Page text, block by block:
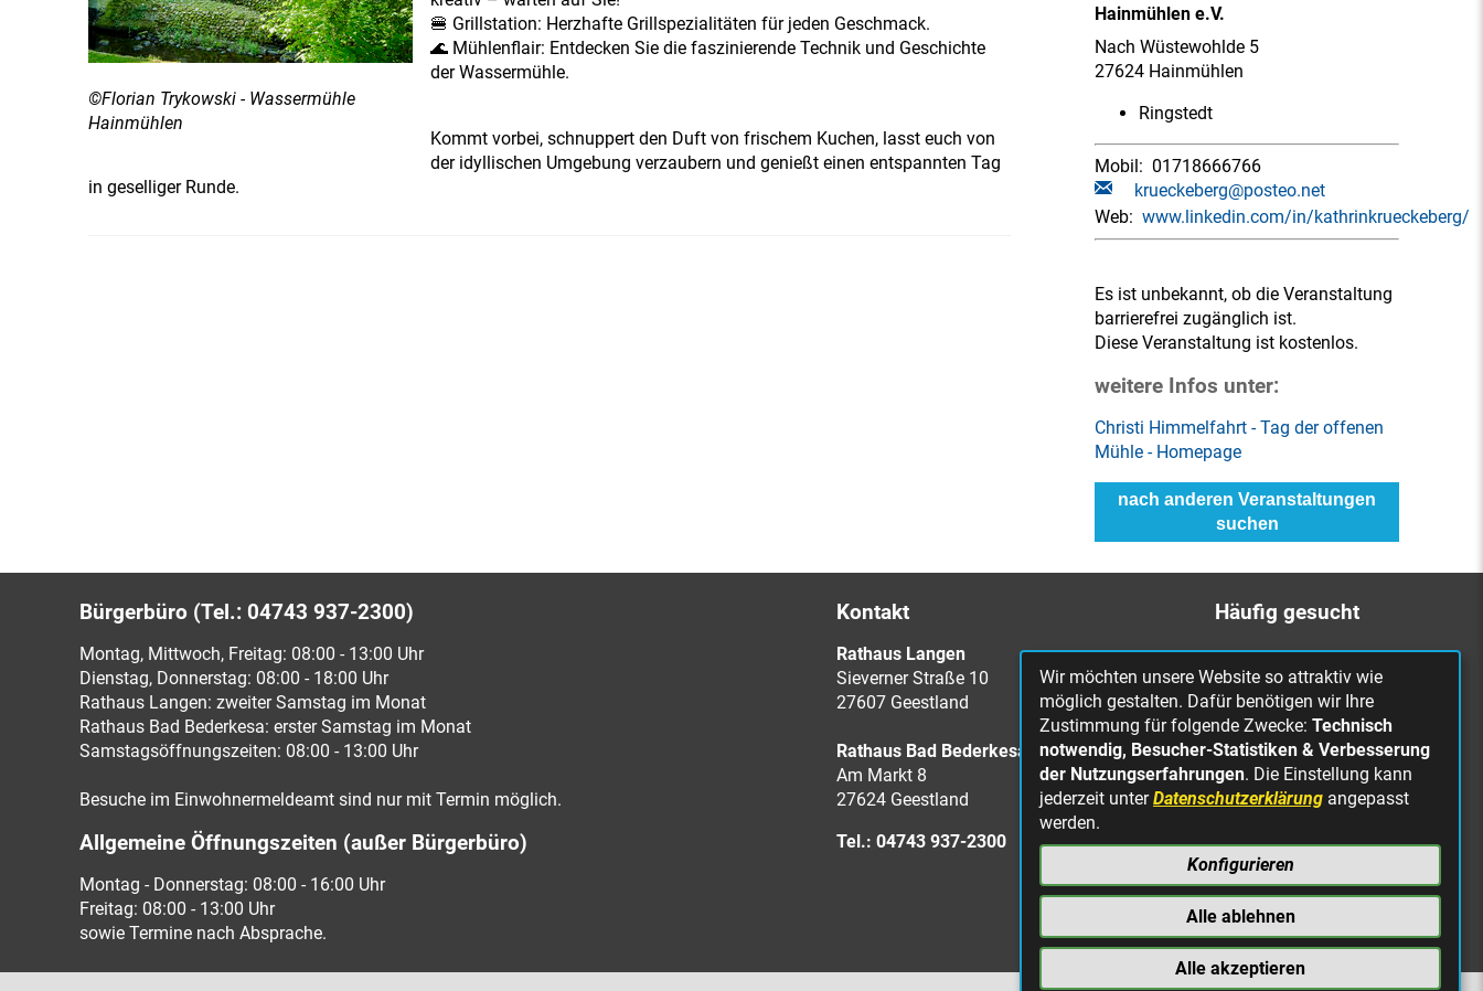
©Florian Trykowski - Wassermühle
Hainmühlen
🍔 Grillstation: Herzhafte Grillspezialitäten für jeden Geschmack.
🌊 Mühlenflair: Entdecken Sie die faszinierende Technik und Geschichte
der Wassermühle.
Kommt vorbei, schnuppert den Duft von frischem Kuchen, lasst euch von
der idyllischen Umgebung verzaubern und genießt einen entspannten Tag
in geselliger Runde.
Hainmühlen e.V.
Nach Wüstewohlde 5
27624 Hainmühlen
Ringstedt
Mobil: 01718666766
krueckeberg@posteo.net
Web: www.linkedin.com/in/kathrinkrueckeberg/
Es ist unbekannt, ob die Veranstaltung
barrierefrei zugänglich ist.
Diese Veranstaltung ist kostenlos.
weitere Infos unter:
Christi Himmelfahrt - Tag der offenen
Mühle - Homepage
nach anderen Veranstaltungen
suchen
Bürgerbüro (Tel.: 04743 937-2300)
Montag, Mittwoch, Freitag: 08:00 - 13:00 Uhr
Dienstag, Donnerstag: 08:00 - 18:00 Uhr
Rathaus Langen: zweiter Samstag im Monat
Rathaus Bad Bederkesa: erster Samstag im Monat
Samstagsöffnungszeiten: 08:00 - 13:00 Uhr
Besuche im Einwohnermeldeamt sind nur mit Termin möglich.
Allgemeine Öffnungszeiten (außer Bürgerbüro)
Montag - Donnerstag: 08:00 - 16:00 Uhr
Freitag: 08:00 - 13:00 Uhr
sowie Termine nach Absprache.
Kontakt
Rathaus Langen
Sieverner Straße 10
27607 Geestland
Rathaus Bad Bederkesa
Am Markt 8
27624 Geestland
Tel.: 04743 937-2300
Häufig gesucht
Bürgerbüro
Online Rathaus
Was erledige ich wo?
Stellenangebote
Mängelmeldung
defekt
Wir möchten unsere Website so attraktiv wie
möglich gestalten. Dafür benötigen wir Ihre
Zustimmung für folgende Zwecke: Technisch
notwendig, Besucher-Statistiken & Verbesserung
der Nutzungserfahrungen. Die Einstellung kann
jederzeit unterDatenschutzerklärung angepasst
werden.
Konfigurieren
Alle ablehnen
Alle akzeptieren